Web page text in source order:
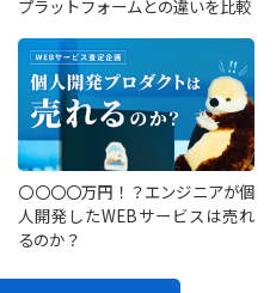
プラットフォームとの違いを比較
〇〇〇〇万円！？エンジニアが個
人開発したWEBサービスは売れ
るのか？